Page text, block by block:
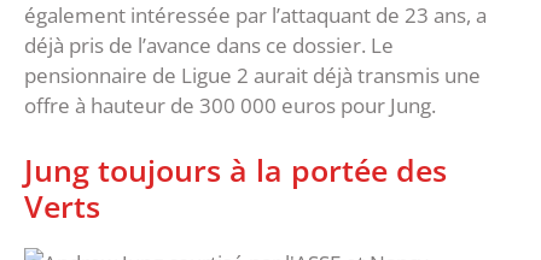
également intéressée par l’attaquant de 23 ans, a
déjà pris de l’avance dans ce dossier. Le
pensionnaire de Ligue 2 aurait déjà transmis une
offre à hauteur de 300 000 euros pour Jung.
Jung toujours à la portée des
Verts